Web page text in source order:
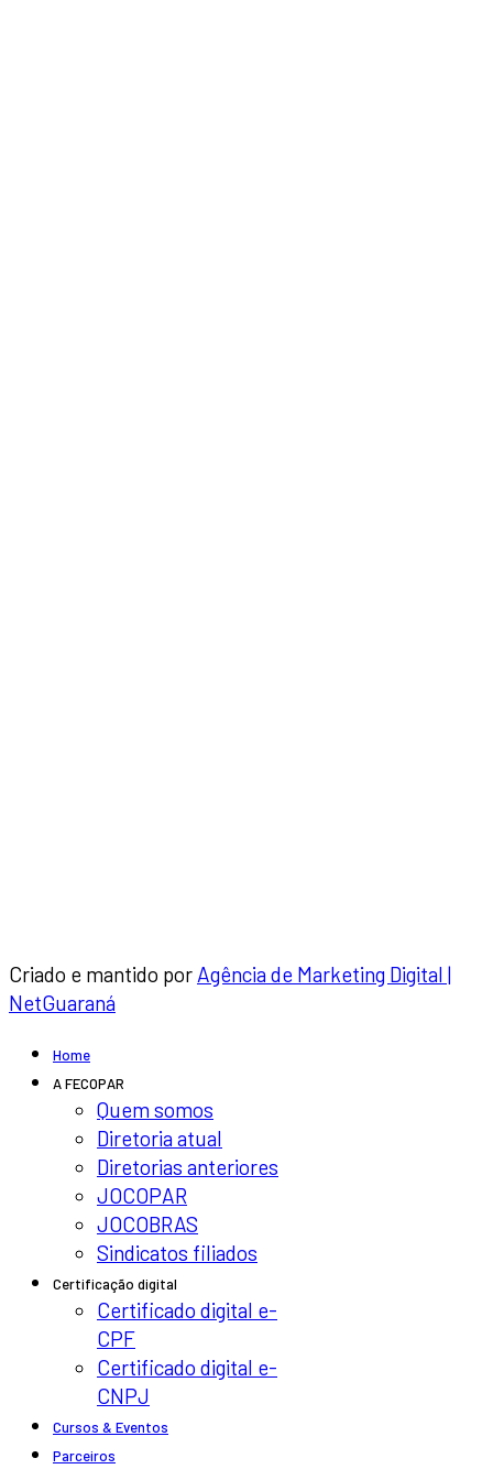
Criado e mantido por Agência de Marketing Digital |
NetGuaraná
Home
A FECOPAR
Quem somos
Diretoria atual
Diretorias anteriores
JOCOPAR
JOCOBRAS
Sindicatos filiados
Certificação digital
Certificado digital e-
CPF
Certificado digital e-
CNPJ
Cursos & Eventos
Parceiros